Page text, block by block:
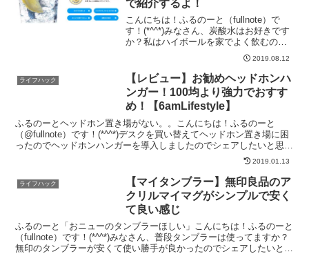
で紹介するよ！
こんにちは！ふるのーと（fullnote）で
す！(*^^*)みなさん、炭酸水はお好きです
か？私はハイボールを家でよく飲むので
すが毎回ペットボトルの炭酸水を買って
いました。購入の手間や環境面でもエコ
ではないので、ずっと前から炭酸水メー
カーが欲...
2019.08.12
ライフハック
【レビュー】お勧めヘッドホンハ
ンガー！100均より強力でおすす
め！【6amLifestyle】
ふるのーとヘッドホン置き場がない。。こんにちは！ふるのーと
（@fullnote）です！(*^^*)デスクを買い替えてヘッドホン置き場に困
ったのでヘッドホンハンガーを導入しましたのでシェアしたいと思い
2019.01.13
ライフハック
【マイタンブラー】無印良品のア
クリルマイマグがシンプルで安く
て良い感じ
ふるのーと「おニューのタンブラーほしい」こんにちは！ふるのーと
（fullnote）です！(*^^*)みなさん、普段タンブラーは使ってますか？
無印のタンブラーが安くて使い勝手が良かったのでシェアしたいと思